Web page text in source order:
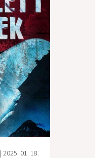
| 2025. 01. 18.